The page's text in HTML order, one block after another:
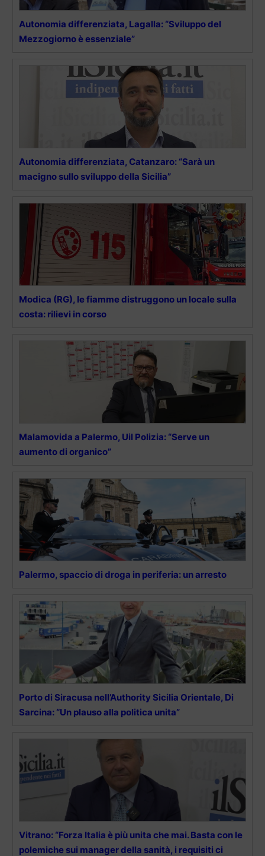
Autonomia differenziata, Lagalla: “Sviluppo del
Mezzogiorno è essenziale”
Autonomia differenziata, Catanzaro: “Sarà un
macigno sullo sviluppo della Sicilia”
Modica (RG), le fiamme distruggono un locale sulla
costa: rilievi in corso
Malamovida a Palermo, Uil Polizia: “Serve un
aumento di organico”
Palermo, spaccio di droga in periferia: un arresto
Porto di Siracusa nell’Authority Sicilia Orientale, Di
Sarcina: “Un plauso alla politica unita”
Vitrano: “Forza Italia è più unita che mai. Basta con le
polemiche sui manager della sanità, i requisiti ci